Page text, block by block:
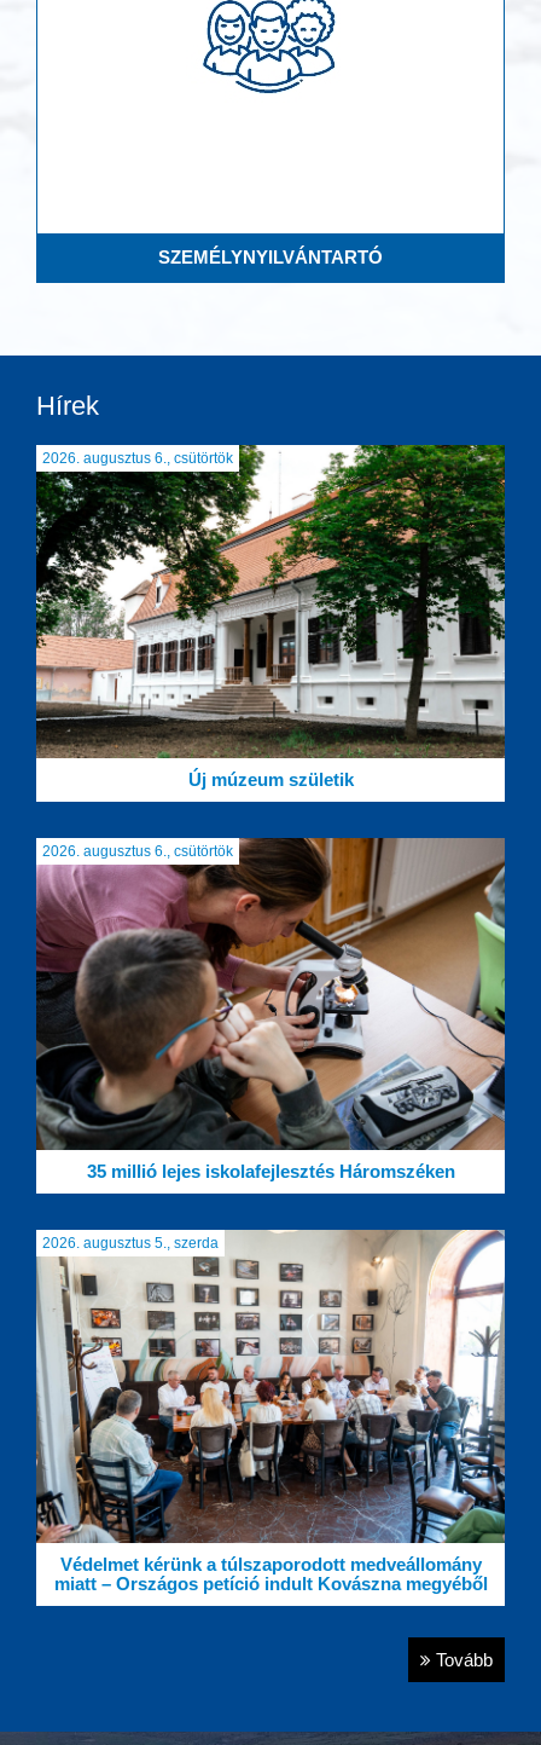
SZEMÉLYNYILVÁNTARTÓ
Hírek
2026. augusztus 6., csütörtök
Új múzeum születik
2026. augusztus 6., csütörtök
35 millió lejes iskolafejlesztés Háromszéken
2026. augusztus 5., szerda
Védelmet kérünk a túlszaporodott medveállomány
miatt – Országos petíció indult Kovászna megyéből
Tovább